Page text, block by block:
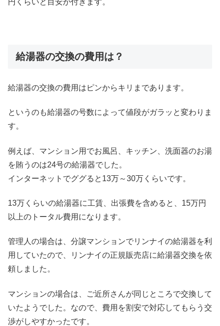
給湯器の交換の費用は？
給湯器の交換の費用はピンからキリまであります。
というのも給湯器の号数によって値段がガラッと変わりま
す。
例えば、マンション用でお風呂、キッチン、洗面器のお湯
を賄うのは24号の給湯器でした。
インターネットでググると13万～30万くらいです。
13万くらいの給湯器に工賃、出張費を含めると、15万円
以上のトータル費用になります。
管理人の場合は、分譲マンションでリンナイの給湯器を利
用していたので、リンナイの正規販売店に給湯器交換を依
頼しました。
マンションの場合は、ご近所さんが同じところで交換して
いたようでした。なので、費用を割安で対応してもらう交
渉がしやすかったです。